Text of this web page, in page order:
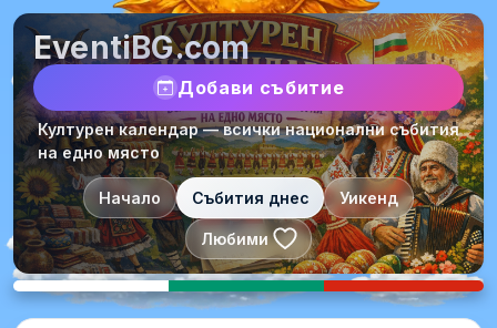
EventiBG.com
Добави събитие
Културен календар — всички национални събития
на едно място
Начало Събития днес Уикенд
Любими